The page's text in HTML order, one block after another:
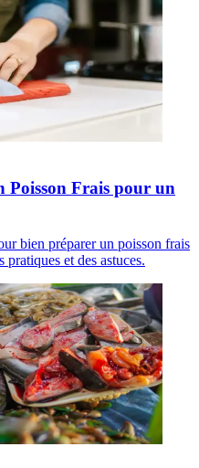
Poisson Frais pour un
bien préparer un poisson frais
pratiques et des astuces.